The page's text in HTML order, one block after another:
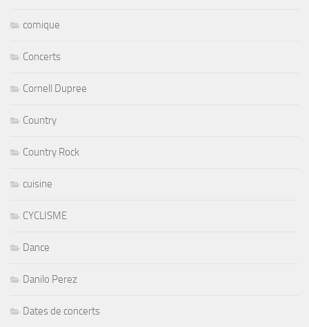
comique
Concerts
Cornell Dupree
Country
Country Rock
cuisine
CYCLISME
Dance
Danilo Perez
Dates de concerts